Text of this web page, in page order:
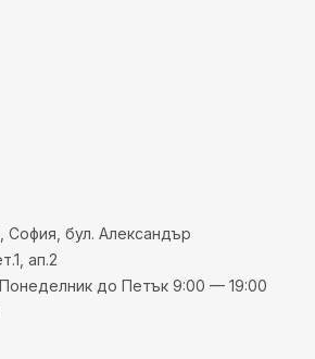
бул. Александър
ап.2
до Петък 9:00 — 19:00